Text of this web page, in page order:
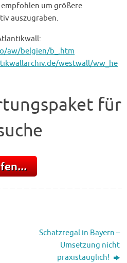
um größere
auszugraben.
aw/belgien/b_.htm
westwall/ww_he
für
Schatzregal in Bayern –
Umsetzung nicht
praxistauglich!